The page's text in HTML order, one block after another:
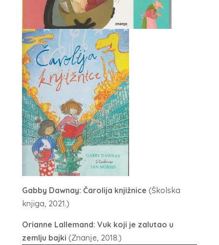
Gabby Dawnay: Čarolija knjižnice (Školska
knjiga, 2021.)
Orianne Lallemand: Vuk koji je zalutao u
zemlju bajki (Znanje, 2018.)